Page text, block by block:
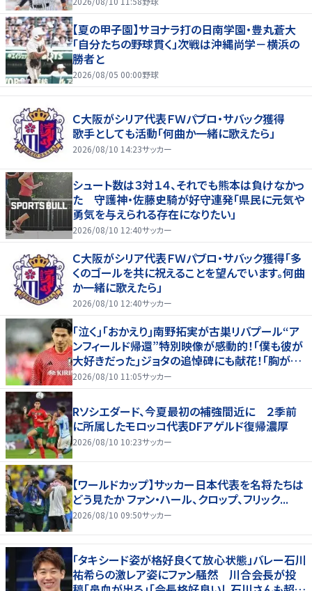
【夏の甲子園】サヨナラ打の日南学園・豊丸蒼大
「自分たちの野球貫く」次戦は沖縄尚学－横浜の
勝者と
2026/08/05 00:00野球
Ｃ大阪がシリア代表ＦＷパブロ・サバック獲得
歌手としても活動「何曲か一緒に歌えたら」
2026/08/10 14:23サッカー
シュート数は３対１４、それでも熊本は負けなかっ
た 守護神・佐藤史騎が好守連発「県民に元気や
勇気を与えられる存在になりたい」
2026/08/10 12:40サッカー
Ｃ大阪がシリア代表ＦＷパブロ・サバック獲得「多
くのゴールを共に祝えることを望んでいます。何曲
か一緒に歌えたら」
2026/08/10 12:40サッカー
｢泣く｣｢おかえり｣南野拓実が古巣リバプール“ア
ンフィールド帰還”特別映像が感動的！｢僕も彼が
大好きだった｣ジョタの追悼碑にも献花！｢胸が熱
くなります…｣
2026/08/10 11:05サッカー
Rソシエダード、今夏最初の補強間近に ２季前
に所属したモロッコ代表DFアゲルド復帰濃厚
2026/08/10 10:23サッカー
【ワールドカップ】サッカー日本代表を名将たちは
どう見たか ファン・ハール、クロップ、フリック...
2026/08/10 09:50サッカー
「タキシード姿が格好良くて放心状態」バレー石川
祐希らの激レア姿にファン騒然 川合会長が投